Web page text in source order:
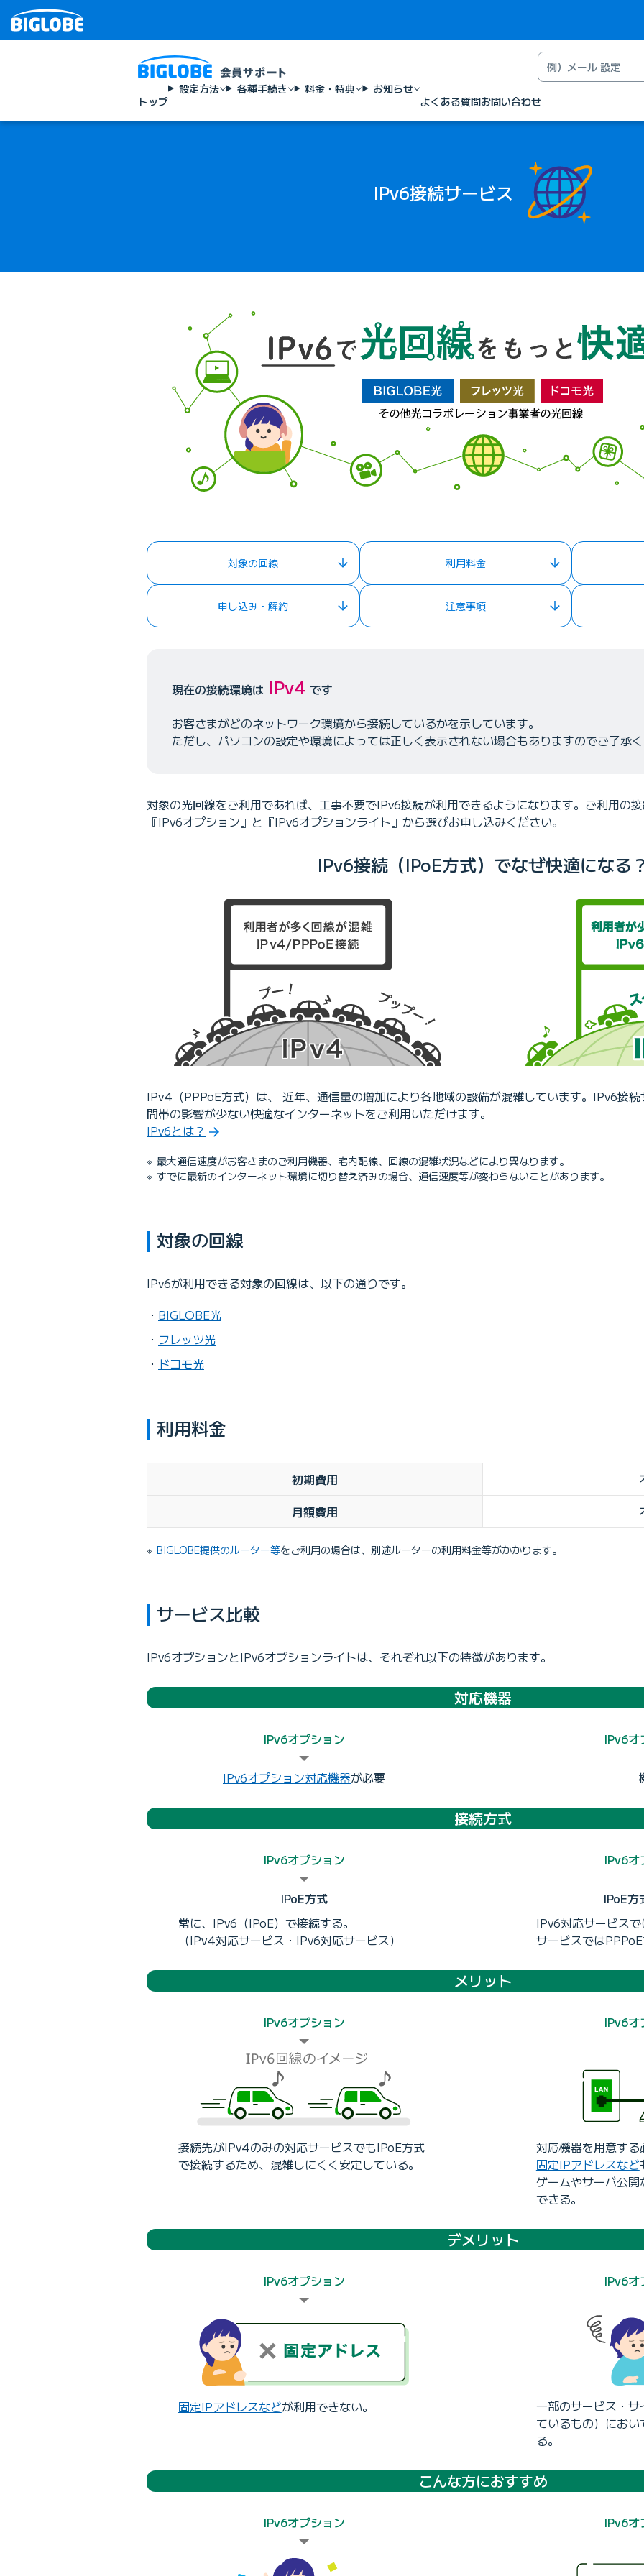
トップ
設定方法 各種手続き 料金・特典
お知らせ
よくある質問お問い合わせ
IPv6接続サービス
対象の回線 利用料金
申し込み・解約 注意事項
現在の接続環境は IPv4 です
お客さまがどのネットワーク環境から接続しているかを示しています。
ただし、パソコンの設定や環境によっては正しく表示されない場合もありますのでご了承く
対象の光回線をご利用であれば、工事不要でIPv6接続が利用できるようになります。ご利用の接
『IPv6オプション』と『IPv6オプションライト』から選びお申し込みください。
IPv6接続（IPoE方式）でなぜ快適になる？
IPv4（PPPoE方式）は、 近年、通信量の増加により各地域の設備が混雑しています。IPv6接
間帯の影響が少ない快適なインターネットをご利用いただけます。
IPv6とは？
最大通信速度がお客さまのご利用機器、宅内配線、回線の混雑状況などにより異なります。
すでに最新のインターネット環境に切り替え済みの場合、通信速度等が変わらないことがあります。
対象の回線
IPv6が利用できる対象の回線は、以下の通りです。
BIGLOBE光
フレッツ光
ドコモ光
利用料金
初期費用
月額費用
BIGLOBE提供のルーター等をご利用の場合は、別途ルーターの利用料金等がかかります。
サービス比較
IPv6オプションとIPv6オプションライトは、それぞれ以下の特徴があります。
対応機器
IPv6オプション
IPv6オプション対応機器が必要
IPv6オ
接続方式
IPv6オプション
IPoE方式
常に、IPv6（IPoE）で接続する。
（IPv4対応サービス・IPv6対応サービス）
IPv6オ
IPoE方
IPv6対応サービス
サービスではPPPoE
メリット
IPv6オプション
接続先がIPv4のみの対応サービスでもIPoE方式
で接続するため、混雑しにくく安定している。
IPv6オ
対応機器を用意する
固定IPアドレスなど
ゲームやサーバ公
できる。
デメリット
IPv6オプション
固定IPアドレスなどが利用できない。
IPv6オ
一部のサービス・
ているもの）にお
る。
こんな方におすすめ
IPv6オプション IPv6オ